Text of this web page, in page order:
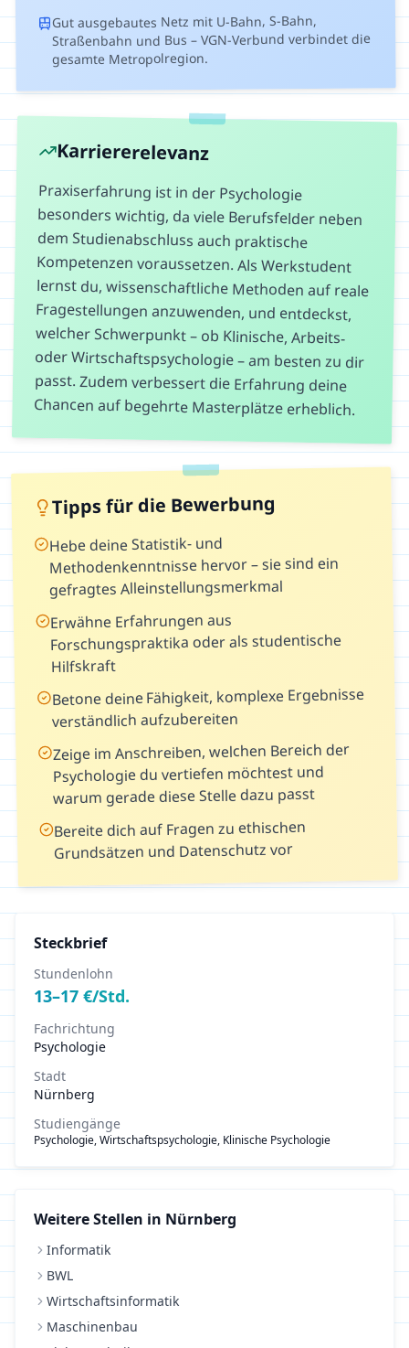
Gut ausgebautes Netz mit U-Bahn, S-Bahn,
Straßenbahn und Bus – VGN-Verbund verbindet die
gesamte Metropolregion.
Karriererelevanz
Praxiserfahrung ist in der Psychologie
besonders wichtig, da viele Berufsfelder neben
dem Studienabschluss auch praktische
Kompetenzen voraussetzen. Als Werkstudent
lernst du, wissenschaftliche Methoden auf reale
Fragestellungen anzuwenden, und entdeckst,
welcher Schwerpunkt – ob Klinische, Arbeits-
oder Wirtschaftspsychologie – am besten zu dir
passt. Zudem verbessert die Erfahrung deine
Chancen auf begehrte Masterplätze erheblich.
Tipps für die Bewerbung
Hebe deine Statistik- und
Methodenkenntnisse hervor – sie sind ein
gefragtes Alleinstellungsmerkmal
Erwähne Erfahrungen aus
Forschungspraktika oder als studentische
Hilfskraft
Betone deine Fähigkeit, komplexe Ergebnisse
verständlich aufzubereiten
Zeige im Anschreiben, welchen Bereich der
Psychologie du vertiefen möchtest und
warum gerade diese Stelle dazu passt
Bereite dich auf Fragen zu ethischen
Grundsätzen und Datenschutz vor
Steckbrief
Stundenlohn
13–17 €/Std.
Fachrichtung
Psychologie
Stadt
Nürnberg
Studiengänge
Psychologie, Wirtschaftspsychologie, Klinische Psychologie
Weitere Stellen in Nürnberg
Informatik
BWL
Wirtschaftsinformatik
Maschinenbau